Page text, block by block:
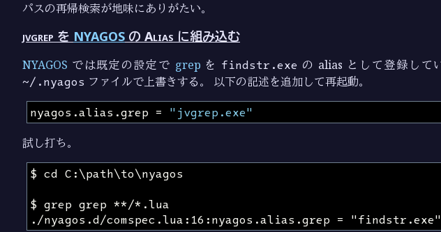
パスの再帰検索が地味にありがたい。
jvgrep を NYAGOS の Alias に組み込む
NYAGOS では既定の設定で grep を findstr.exe の alias として登録して
~/.nyagos ファイルで上書きする。 以下の記述を追加して再起動。
nyagos.alias .grep = "jvgrep.exe"
試し打ち。